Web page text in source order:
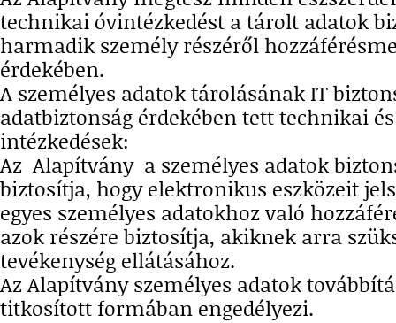
technikai óvintézkedést a tárolt adatok
harmadik személy részéről
érdekében.
A személyes adatok tárolásának IT
adatbiztonság érdekében tett technikai
intézkedések:
Az Alapítvány a személyes adatok
biztosítja, hogy elektronikus eszközeit
egyes személyes adatokhoz való
azok részére biztosítja, akiknek arra
tevékenység ellátásához.
Az Alapítvány személyes adatok
titkosított formában engedélyezi.